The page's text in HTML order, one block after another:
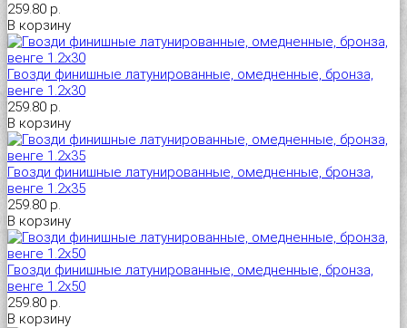
259.80 р.
В корзину
Гвозди финишные латунированные, омедненные, бронза,
венге 1.2х30
259.80 р.
В корзину
Гвозди финишные латунированные, омедненные, бронза,
венге 1.2х35
259.80 р.
В корзину
Гвозди финишные латунированные, омедненные, бронза,
венге 1.2х50
259.80 р.
В корзину